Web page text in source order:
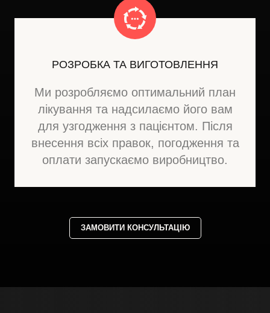
РОЗРОБКА ТА ВИГОТОВЛЕННЯ
Ми розробляємо оптимальний план
лікування та надсилаємо його вам
для узгодження з пацієнтом. Після
внесення всіх правок, погодження та
оплати запускаємо виробництво.
ЗАМОВИТИ КОНСУЛЬТАЦІЮ